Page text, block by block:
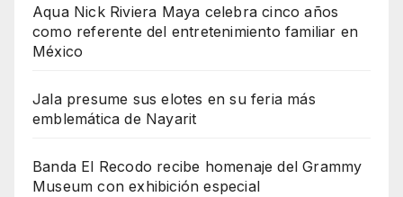
Aqua Nick Riviera Maya celebra cinco años
como referente del entretenimiento familiar en
México
Jala presume sus elotes en su feria más
emblemática de Nayarit
Banda El Recodo recibe homenaje del Grammy
Museum con exhibición especial